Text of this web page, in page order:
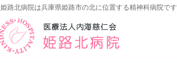
姫路北病院は兵庫県姫路市の北に位置する精神科病院です